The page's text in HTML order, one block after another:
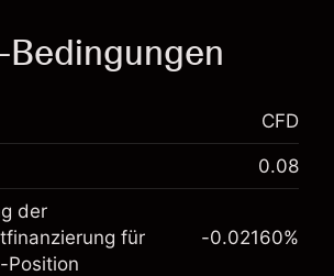
Bedingungen
steht für das CFD-Trading
mehr über:
CFD
0.08
der
für
Position
-0.02160%